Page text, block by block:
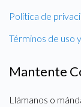
Política de
Términos de uso
Mantente
Llámanos o